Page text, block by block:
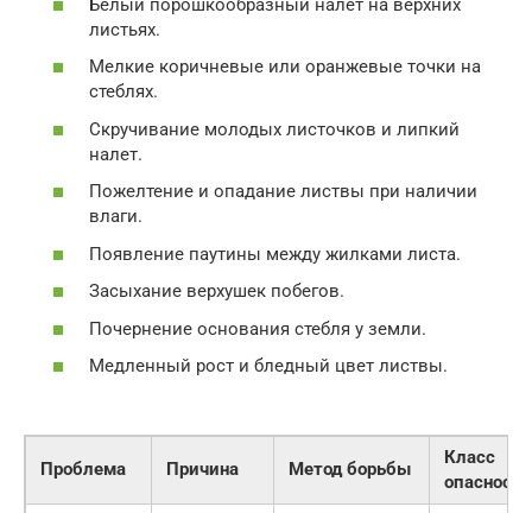
Белый порошкообразный налет на верхних
листьях.
Мелкие коричневые или оранжевые точки на
стеблях.
Скручивание молодых листочков и липкий
налет.
Пожелтение и опадание листвы при наличии
влаги.
Появление паутины между жилками листа.
Засыхание верхушек побегов.
Почернение основания стебля у земли.
Медленный рост и бледный цвет листвы.
Проблема Причина Метод борьбы
Класс
опасности